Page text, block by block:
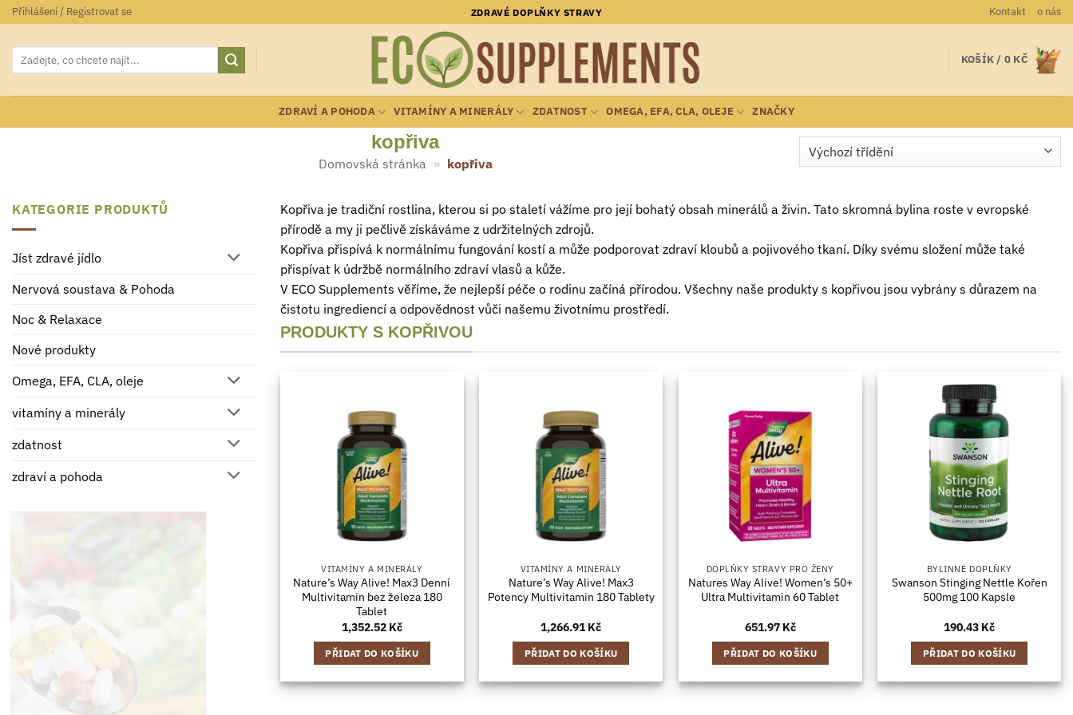
Přeskočit
na
obsah
Přihlášení / Registrovat se ZDRAVÉ DOPLŇKY STRAVY Kontakt o nás
Hledat: KOŠÍK / 0 KČ
ZDRAVÍ A POHODA VITAMÍNY A MINERÁLY ZDATNOST OMEGA, EFA, CLA, OLEJE ZNAČKY
kopřiva
Domovská stránka » kopřiva
KATEGORIE PRODUKTŮ
Jíst zdravé jídlo
Nervová soustava & Pohoda
Noc & Relaxace
Nové produkty
Omega, EFA, CLA, oleje
vitamíny a minerály
zdatnost
zdraví a pohoda
Kopřiva je tradiční rostlina, kterou si po staletí vážíme pro její bohatý obsah minerálů a živin. Tato skromná bylina roste v evropské
přírodě a my ji pečlivě získáváme z udržitelných zdrojů.
Kopřiva přispívá k normálnímu fungování kostí a může podporovat zdraví kloubů a pojivového tkaní. Díky svému složení může také
přispívat k údržbě normálního zdraví vlasů a kůže.
V ECO Supplements věříme, že nejlepší péče o rodinu začíná přírodou. Všechny naše produkty s kopřivou jsou vybrány s důrazem na
čistotu ingrediencí a odpovědnost vůči našemu životnímu prostředí.
PRODUKTY S KOPŘIVOU
VITAMÍNY A MINERÁLY
Nature’s Way Alive! Max3 Denní
Multivitamin bez železa 180
Tablet
1,352.52 Kč
PŘIDAT DO KOŠÍKU
VITAMÍNY A MINERÁLY
Nature’s Way Alive! Max3
Potency Multivitamin 180 Tablety
1,266.91Kč
PŘIDAT DO KOŠÍKU
DOPLŇKY STRAVY PRO ŽENY
Natures Way Alive! Women’s 50+
Ultra Multivitamin 60 Tablet
651.97 Kč
PŘIDAT DO KOŠÍKU
BYLINNÉ DOPLŇKY
Swanson Stinging Nettle Kořen
500mg 100 Kapsle
190.43 Kč
PŘIDAT DO KOŠÍKU